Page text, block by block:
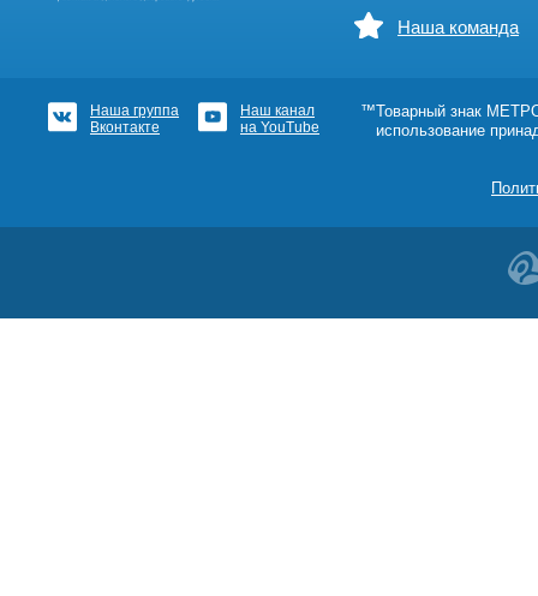
Наша команда
Наша группа
Вконтакте
Наш канал
на YouTube
™Товарный знак
использование